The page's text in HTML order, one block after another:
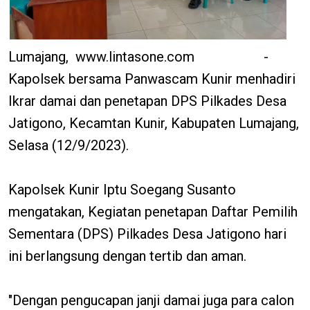
Lumajang, www.lintasone.com -
Kapolsek bersama Panwascam Kunir menhadiri
Ikrar damai dan penetapan DPS Pilkades Desa
Jatigono, Kecamtan Kunir, Kabupaten Lumajang,
Selasa (12/9/2023).
Kapolsek Kunir Iptu Soegang Susanto
mengatakan, Kegiatan penetapan Daftar Pemilih
Sementara (DPS) Pilkades Desa Jatigono hari
ini berlangsung dengan tertib dan aman.
"Dengan pengucapan janji damai juga para calon